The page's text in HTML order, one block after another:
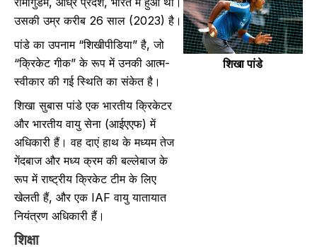
उसकी उम्र करीब 26 साल (2023) है।
पांडे का उपनाम “शिखीपीडिया” है, जो
“क्रिकेट गीक” के रूप में उनकी आत्म-
स्वीकार की गई स्थिति का संकेत है।
शिखा सुबास पांडे एक भारतीय क्रिकेटर
और भारतीय वायु सेना (आईएएफ) में
अधिकारी हैं। वह दाएं हाथ के मध्यम तेज
गेंदबाज और मध्य क्रम की बल्लेबाज के
रूप में राष्ट्रीय क्रिकेट टीम के लिए
खेलती हैं, और एक IAF वायु यातायात
नियंत्रण अधिकारी हैं।
शिक्षा
शिखा पांडे